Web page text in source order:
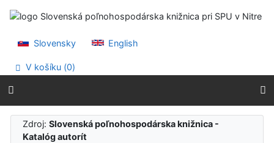
Prejsť na menu
Slovensky
English
V košíku (0)
Zdroj:Slovenská poľnohospodárska knižnica -
Katalóg autorít